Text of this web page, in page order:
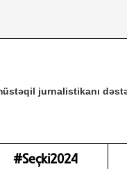
jurnalistikanı
#Seçki2024